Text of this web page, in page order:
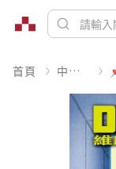
首頁 中文書